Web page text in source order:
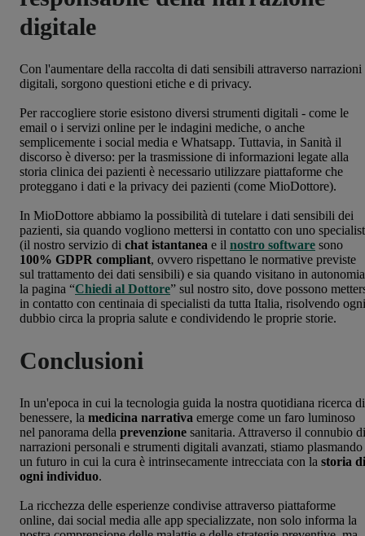
digitale
Con l'aumentare della raccolta di dati sensibili attraverso narrazioni
digitali, sorgono questioni etiche e di privacy.
Per raccogliere storie esistono diversi strumenti digitali - come le
email o i servizi online per le indagini mediche, o anche
semplicemente i social media e Whatsapp. Tuttavia, in Sanità il
discorso è diverso: per la trasmissione di informazioni legate alla
storia clinica dei pazienti è necessario utilizzare piattaforme che
proteggano i dati e la privacy dei pazienti (come MioDottore).
In MioDottore abbiamo la possibilità di tutelare i dati sensibili dei
pazienti, sia quando vogliono mettersi in contatto con uno
(il nostro servizio di chat istantanea e il nostro software sono
100% GDPR compliant, ovvero rispettano le normative previste
sul trattamento dei dati sensibili) e sia quando visitano in autonomia
la pagina “Chiedi al Dottore” sul nostro sito, dove possono
in contatto con centinaia di specialisti da tutta Italia, risolvendo ogni
dubbio circa la propria salute e condividendo le proprie storie.
Conclusioni
In un'epoca in cui la tecnologia guida la nostra quotidiana ricerca di
benessere, la medicina narrativa emerge come un faro luminoso
nel panorama della prevenzione sanitaria. Attraverso il connubio di
narrazioni personali e strumenti digitali avanzati, stiamo plasmando
un futuro in cui la cura è intrinsecamente intrecciata con la storia di
ogni individuo.
La ricchezza delle esperienze condivise attraverso piattaforme
online, dai social media alle app specializzate, non solo informa la